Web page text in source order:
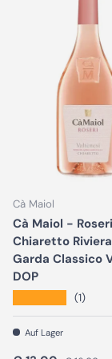
Cà Maiol
Cà Maiol - Roseri
Chiaretto
Garda Classico
DOP
(1)
Auf Lager